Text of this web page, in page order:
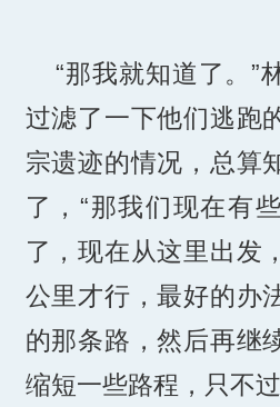
“那我就知道了。”
过滤了一下他们逃跑
宗遗迹的情况，总算
了，“那我们现在有
了，现在从这里出发
公里才行，最好的办
的那条路，然后再继
缩短一些路程，只不